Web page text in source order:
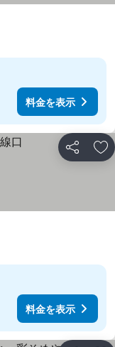
料金を表示
シェア お
料金を表示